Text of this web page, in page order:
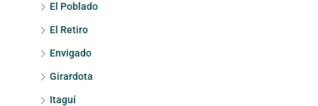
El Poblado
El Retiro
Envigado
Girardota
Itaguí